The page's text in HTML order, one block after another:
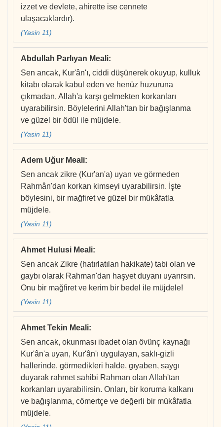
izzet ve devlete, ahirette ise cennete
ulaşacaklardır).
(Yasin 11)
Abdullah Parlıyan Meali:
Sen ancak, Kur'ân'ı, ciddi düşünerek okuyup, kulluk
kitabı olarak kabul eden ve henüz huzuruna
çıkmadan, Allah'a karşı gelmekten korkanları
uyarabilirsin. Böylelerini Allah'tan bir bağışlanma
ve güzel bir ödül ile müjdele.
(Yasin 11)
Adem Uğur Meali:
Sen ancak zikre (Kur'an'a) uyan ve görmeden
Rahmân'dan korkan kimseyi uyarabilirsin. İşte
böylesini, bir mağfiret ve güzel bir mükâfatla
müjdele.
(Yasin 11)
Ahmet Hulusi Meali:
Sen ancak Zikre (hatırlatılan hakikate) tabi olan ve
gaybı olarak Rahman'dan haşyet duyanı uyarırsın.
Onu bir mağfiret ve kerim bir bedel ile müjdele!
(Yasin 11)
Ahmet Tekin Meali:
Sen ancak, okunması ibadet olan övünç kaynağı
Kur'ân'a uyan, Kur'ân'ı uygulayan, saklı-gizli
hallerinde, görmedikleri halde, gıyaben, saygı
duyarak rahmet sahibi Rahman olan Allah'tan
korkanları uyarabilirsin. Onları, bir koruma kalkanı
ve bağışlanma, cömertçe ve değerli bir mükâfatla
müjdele.